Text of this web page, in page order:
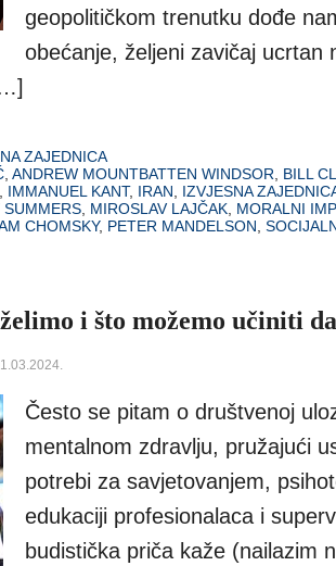
geopolitičkom trenutku dođe
obećanje, željeni zavičaj ucrtan
ZAJEDNICA
ANDREW MOUNTBATTEN WINDSOR BILL
IMMANUEL KANT, IRAN IZVJESNA
SUMMERS MIROSLAV LAJČAK MORALNI
CHOMSKY, PETER MANDELSON
i što možemo učiniti
Često se pitam o društvenoj
mentalnom zdravlju, pružajući
potrebi za savjetovanjem,
edukaciji profesionalaca i
budistička priča kaže (nailazim